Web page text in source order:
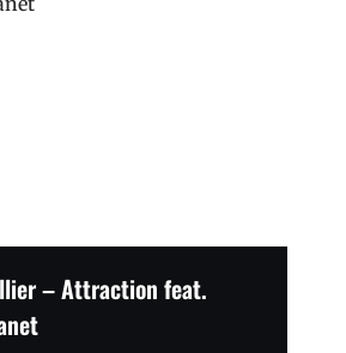
– Attraction feat.